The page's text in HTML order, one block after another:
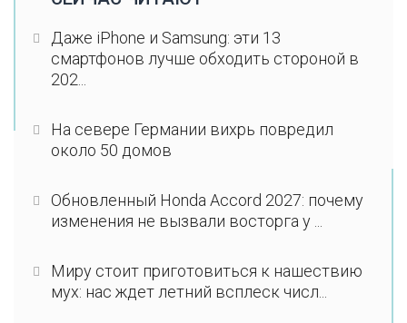
Даже iPhone и Samsung: эти 13
смартфонов лучше обходить стороной в
202...
На севере Германии вихрь повредил
около 50 домов
Обновленный Honda Accord 2027: почему
изменения не вызвали восторга у ...
Миру стоит приготовиться к нашествию
мух: нас ждет летний всплеск числ...